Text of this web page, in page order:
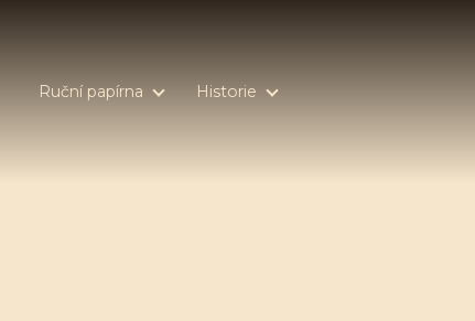
Ruční papírna Historie